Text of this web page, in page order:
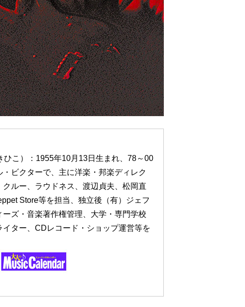
ひこ）：1955年10月13日生まれ、78～00
ビクターで、主に洋楽・邦楽ディレク
ルー、ラウドネス、渡辺貞夫、松岡直
Store等を担当、独立後（有）ジェフ
ズ・音楽著作権管理、大学・専門学校
ター、CDレコード・ショップ運営等を